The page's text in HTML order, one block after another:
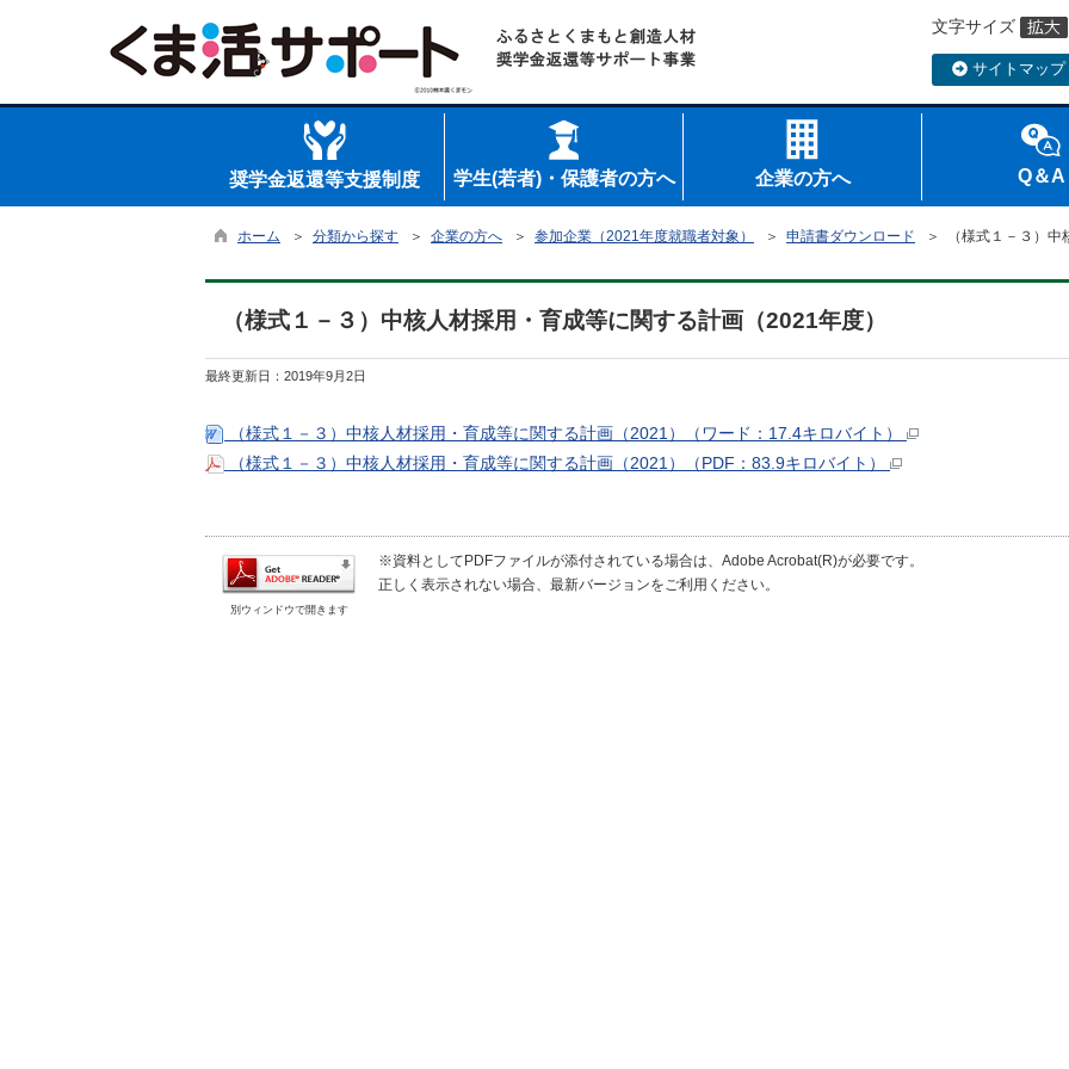
文字サイズ
サイトマップ
奨学金返還等支援制度 学生(若者)・保護者の方へ 企業の方へ Q＆A
ホーム ＞ 分類から探す ＞ 企業の方へ ＞ 参加企業（2021年度就職者対象） ＞ 申請書ダウンロード ＞ （様式１－３）中
（様式１－３）中核人材採用・育成等に関する計画（2021年度）
最終更新日： 2019年9月2日
（様式１－３）中核人材採用・育成等に関する計画（2021）（ワード：17.4キロバイト）
（様式１－３）中核人材採用・育成等に関する計画（2021）（PDF：83.9キロバイト）
別ウィンドウで開きます
※資料としてPDFファイルが添付されている場合は、Adobe Acrobat(R)が必要です。
正しく表示されない場合、最新バージョンをご利用ください。